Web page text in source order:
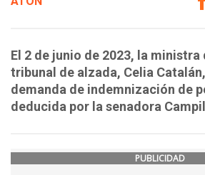
El 2 de junio de 2023, la ministra
tribunal de alzada, Celia
demanda de indemnización de
deducida por la senadora
PUBLICIDAD